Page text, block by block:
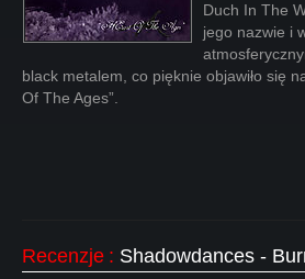
Duch In The
jego nazwie i
black metalem, co pięknie objawiło się
Of The Ages”.
Recenzje : Shadowdances -